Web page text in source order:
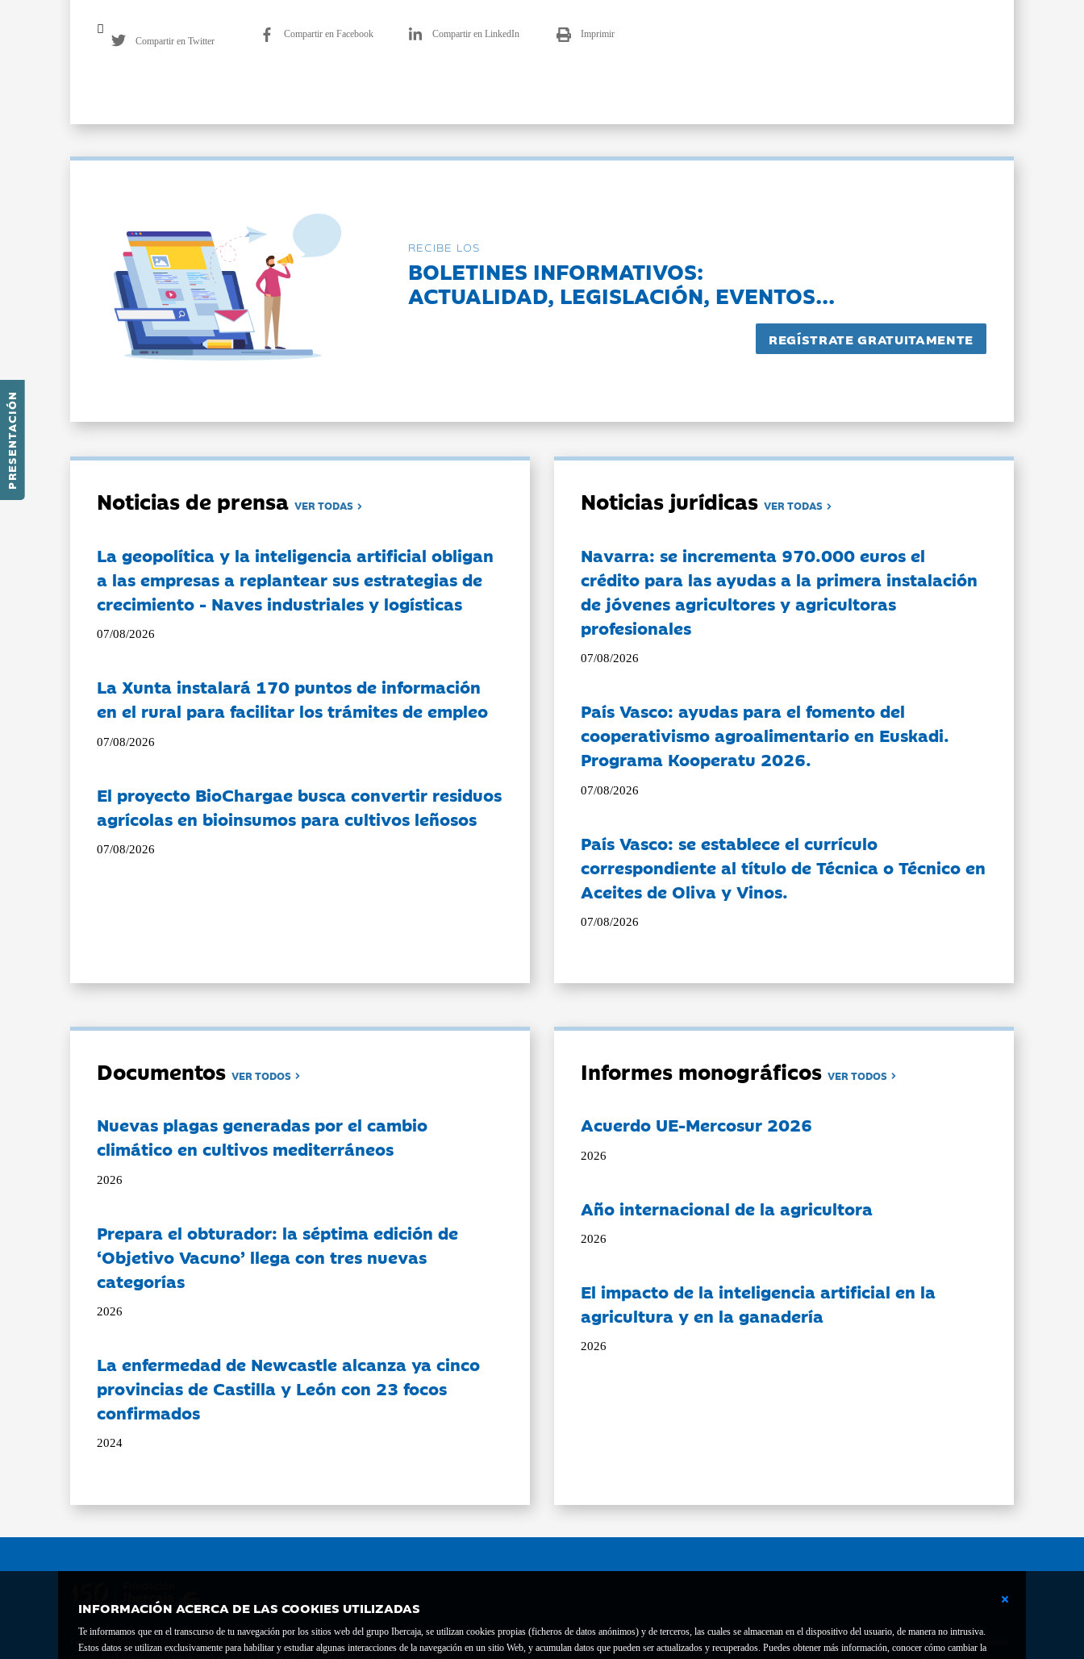
PRESENTACIÓN
INFORMACIÓN ACERCA DE LAS COOKIES UTILIZADAS
Te informamos que en el transcurso de tu navegación por los sitios web del grupo Ibercaja, se utilizan cookies propias (ficheros de datos anónimos) y de terceros, las cuales se almacenan en el dispositivo del usuario, de manera no intrusiva.
Estos datos se utilizan exclusivamente para habilitar y estudiar algunas interacciones de la navegación en un sitio Web, y acumulan datos que pueden ser actualizados y recuperados. Puedes obtener más información, conocer cómo cambiar la
Compartir en Twitter
Compartir en Facebook Compartir en LinkedIn Imprimir
RECIBE LOS
BOLETINES INFORMATIVOS:
ACTUALIDAD, LEGISLACIÓN, EVENTOS...
Noticias de prensaVER TODAS
La geopolítica y la inteligencia artificial obligan
a las empresas a replantear sus estrategias de
crecimiento - Naves industriales y logísticas
07/08/2026
La Xunta instalará 170 puntos de información
en el rural para facilitar los trámites de empleo
07/08/2026
El proyecto BioChargae busca convertir residuos
agrícolas en bioinsumos para cultivos leñosos
07/08/2026
Noticias jurídicasVER TODAS
Navarra: se incrementa 970.000 euros el
crédito para las ayudas a la primera instalación
de jóvenes agricultores y agricultoras
profesionales
07/08/2026
País Vasco: ayudas para el fomento del
cooperativismo agroalimentario en Euskadi.
Programa Kooperatu 2026.
07/08/2026
País Vasco: se establece el currículo
correspondiente al título de Técnica o Técnico en
Aceites de Oliva y Vinos.
07/08/2026
DocumentosVER TODOS
Nuevas plagas generadas por el cambio
climático en cultivos mediterráneos
2026
Prepara el obturador: la séptima edición de
‘Objetivo Vacuno’ llega con tres nuevas
categorías
2026
La enfermedad de Newcastle alcanza ya cinco
provincias de Castilla y León con 23 focos
confirmados
2024
Informes monográficosVER TODOS
Acuerdo UE-Mercosur 2026
2026
Año internacional de la agricultora
2026
El impacto de la inteligencia artificial en la
agricultura y en la ganadería
2026
Fundación Bancaria Ibercaja C.I.F. G-50000652.
Inscrita en el Registro de Fundaciones del Mº de Educación, Cultura y Deporte con el nº 1689.
Contacto Declaración de accesibilidad